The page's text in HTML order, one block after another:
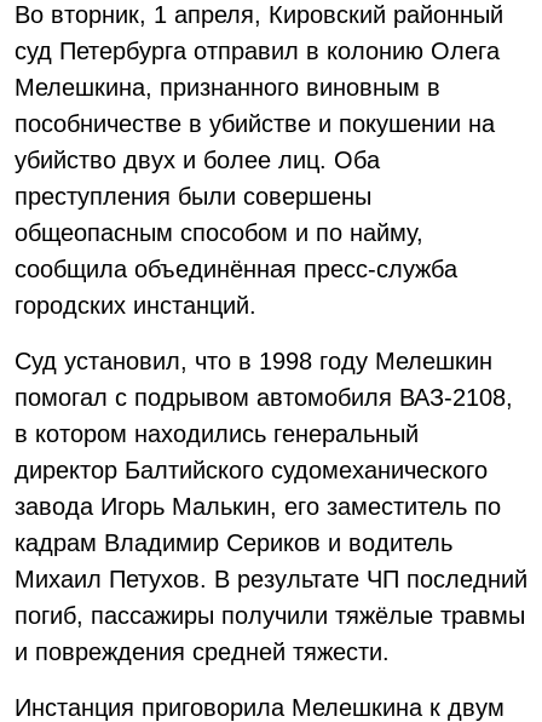
Во вторник, 1 апреля, Кировский районный
суд Петербурга отправил в колонию Олега
Мелешкина, признанного виновным в
пособничестве в убийстве и покушении на
убийство двух и более лиц. Оба
преступления были совершены
общеопасным способом и по найму,
сообщила объединённая пресс-служба
городских инстанций.
Суд установил, что в 1998 году Мелешкин
помогал с подрывом автомобиля ВАЗ-2108,
в котором находились генеральный
директор Балтийского судомеханического
завода Игорь Малькин, его заместитель по
кадрам Владимир Сериков и водитель
Михаил Петухов. В результате ЧП последний
погиб, пассажиры получили тяжёлые травмы
и повреждения средней тяжести.
Инстанция приговорила Мелешкина к двум